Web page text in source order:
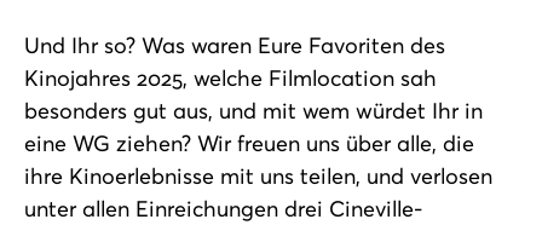
Und Ihr so? Was waren Eure Favoriten des
Kinojahres 2025, welche Filmlocation sah
besonders gut aus, und mit wem würdet Ihr in
eine WG ziehen? Wir freuen uns über alle, die
ihre Kinoerlebnisse mit uns teilen, und verlosen
unter allen Einreichungen drei Cineville-